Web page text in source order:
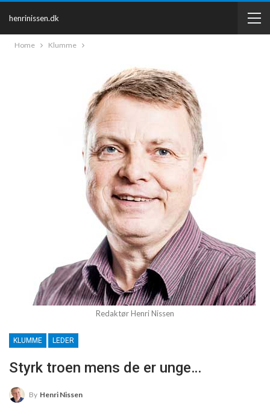
henrinissen.dk
Home Klumme
Redaktør Henri Nissen
KLUMME LEDER
Styrk troen mens de er unge…
By Henri Nissen